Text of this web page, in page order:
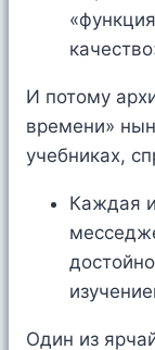
И потому
времени»
учебниках,
Каждая
Один из